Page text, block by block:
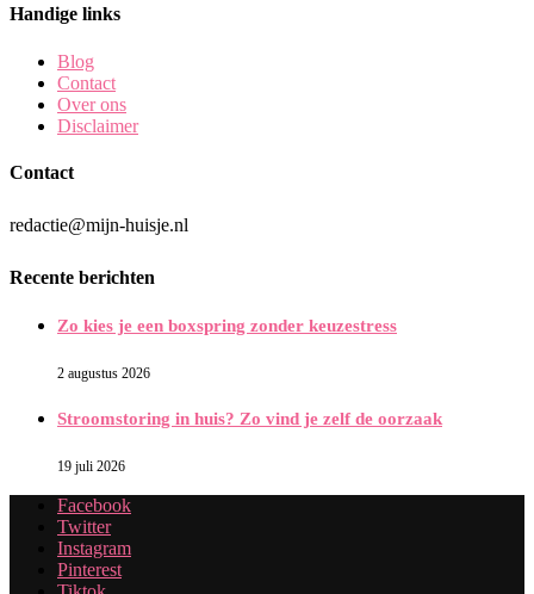
Handige links
Blog
Contact
Over ons
Disclaimer
Contact
redactie@mijn-huisje.nl
Recente berichten
Zo kies je een boxspring zonder keuzestress
2 augustus 2026
Stroomstoring in huis? Zo vind je zelf de oorzaak
19 juli 2026
Facebook
Twitter
Instagram
Pinterest